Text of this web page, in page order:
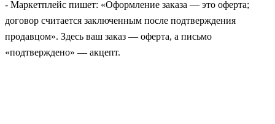
- Маркетплейс пишет: «Оформление заказа — это оферта;
договор считается заключенным после подтверждения
продавцом». Здесь ваш заказ — оферта, а письмо
«подтверждено» — акцепт.